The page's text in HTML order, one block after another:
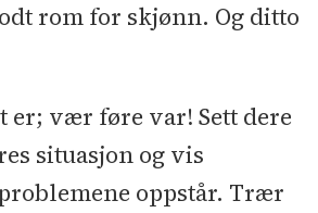
rom for skjønn. Og ditto
er; vær føre var! Sett dere
situasjon og vis
oppstår. Trær